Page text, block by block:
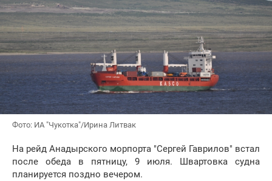
Фото: ИА "Чукотка"/Ирина Литвак
На рейд Анадырского морпорта "Сергей Гаврилов" встал
после обеда в пятницу, 9 июля. Швартовка судна
планируется поздно вечером.